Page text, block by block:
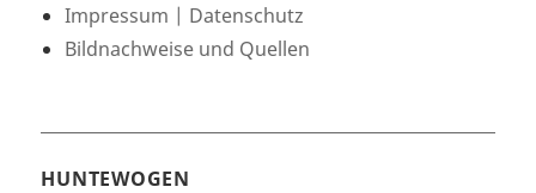
Impressum | Datenschutz
Bildnachweise und Quellen
HUNTEWOGEN